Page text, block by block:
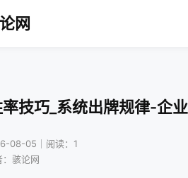
网
技巧_系统出牌规律-企
08-05｜阅读：1
：骇论网